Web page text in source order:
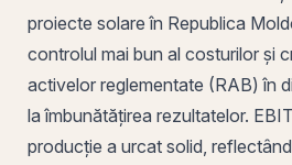
proiecte solare în Republica
controlul mai bun al costurilor și
activelor reglementate (RAB) în
la îmbunătățirea rezultatelor.
producție a urcat solid,